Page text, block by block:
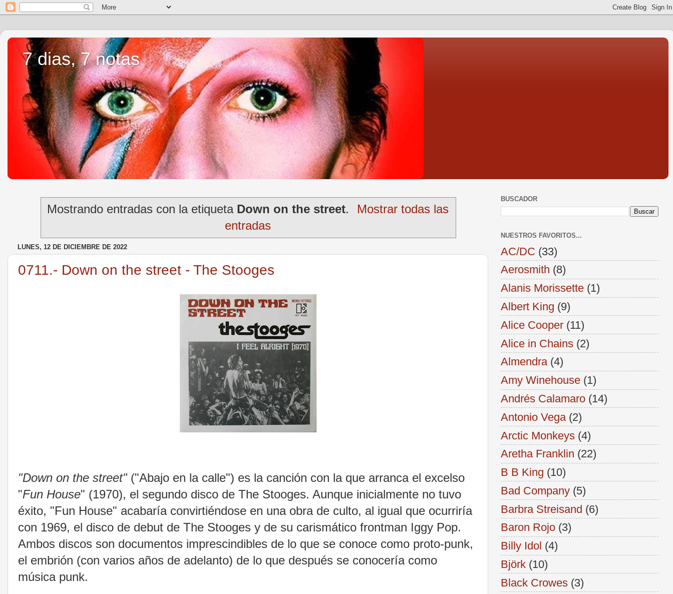
7 dias, 7 notas
Mostrando entradas con la etiqueta Down on the street.
Mostrar todas las
entradas
LUNES, 12 DE DICIEMBRE DE 2022
0711.- Down on the street - The Stooges
"Down on the street"("Abajo en la calle") es la canción con la que arranca el excelso
"Fun House" (1970), el segundo disco de The Stooges. Aunque inicialmente no tuvo
éxito, "Fun House" acabaría convirtiéndose en una obra de culto, al igual que ocurriría
con 1969, el disco de debut de The Stooges y de su carismático frontman Iggy Pop.
Ambos discos son documentos imprescindibles de lo que se conoce como proto-punk,
el embrión (con varios años de adelanto) de lo que después se conocería como
música punk.
BUSCADOR
NUESTROS FAVORITOS...
AC/DC (33)
Aerosmith (8)
Alanis Morissette (1)
Albert King (9)
Alice Cooper (11)
Alice in Chains (2)
Almendra (4)
Amy Winehouse (1)
Andrés Calamaro (14)
Antonio Vega (2)
Arctic Monkeys (4)
Aretha Franklin (22)
B B King (10)
Bad Company (5)
Barbra Streisand (6)
Baron Rojo (3)
Billy Idol (4)
Björk (10)
Black Crowes (3)